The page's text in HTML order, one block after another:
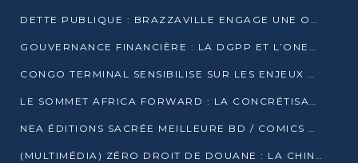
DETTE PUBLIQUE : BRAZZAVILLE ENGAGE UNE OPÉRATION DE RACHAT DE 575 MILLIONS DE DOLLARS
GOUVERNANCE FINANCIÈRE : LA DGPP ET L’ONEC-C VERS UN PARTENARIAT POUR ASSAINIR LES ENTREPRISES PUBLIQUES
CONGO TERMINAL SENSIBILISE SUR LES ENJEUX DE LA SANTÉ MENTALE EN
LE SOMMET AFRICA FORWARD : LA CONCRÉTISATION DE PARTENARIATS ÉQUILIBRÉS ET TOURNÉS VERS L’AVENIR ENTRE LE CONTINENT AFRICAIN ET LA FRANCE
NEA ÉDITIONS SACRÉE MEILLEURE BD / COMICS D’AFRIQUE AU KENYA
(MULTIMÉDIA) ZÉRO DROIT DE DOUANE : LA CHINE ET L’AFRIQUE VERS UNE PROXIMITÉ SANS PRÉCÉDENT (PAPIER GÉNÉRAL)